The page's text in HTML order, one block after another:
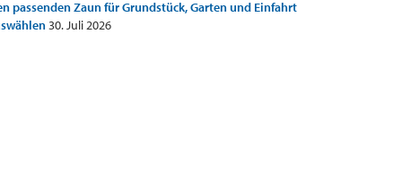
passenden Zaun für Grundstück, Garten und Einfahrt
30. Juli 2026